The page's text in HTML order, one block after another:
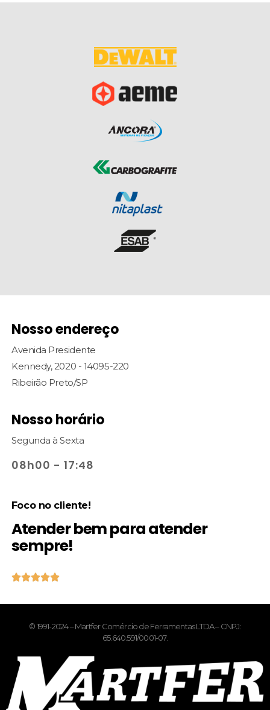
Nosso endereço
Avenida Presidente
Kennedy, 2020 - 14095-220
Ribeirão Preto/SP
Nosso horário
Segunda à Sexta
08h00 - 17:48
Foco no cliente!
Atender bem para atender
sempre!

© 1991-2024 – Martfer Comércio de Ferramentas LTDA – CNPJ:
65.640.591/0001-07.